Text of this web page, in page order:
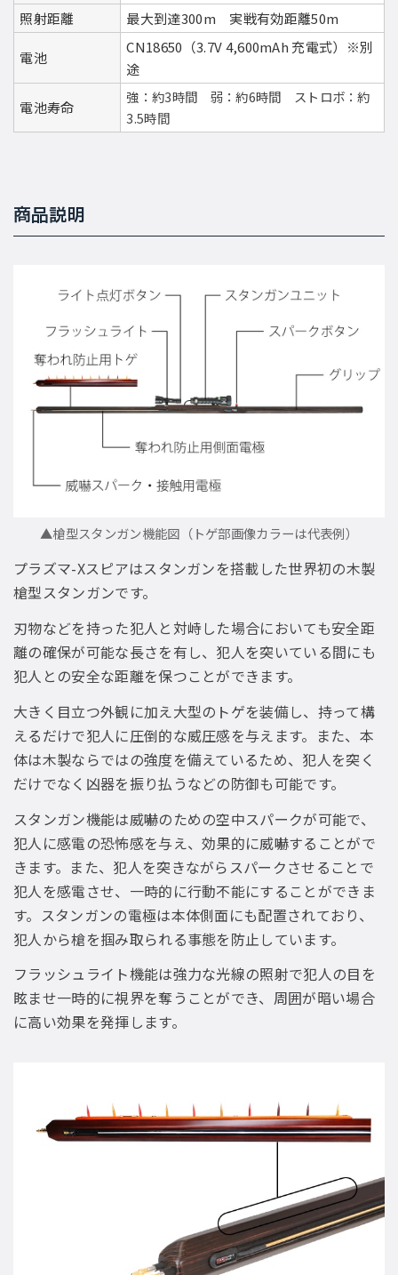
照射距離
最大到達300m 実戦有効距離50m
電池
CN18650（3.7V 4,600mAh 充電式）※別
途
電池寿命
強：約3時間 弱：約6時間 ストロボ：約
3.5時間
商品説明
▲槍型スタンガン機能図（トゲ部画像カラーは代表例）
プラズマ-Xスピアはスタンガンを搭載した世界初の木製
槍型スタンガンです。
刃物などを持った犯人と対峙した場合においても安全距
離の確保が可能な長さを有し、犯人を突いている間にも
犯人との安全な距離を保つことができます。
大きく目立つ外観に加え大型のトゲを装備し、持って構
えるだけで犯人に圧倒的な威圧感を与えます。また、本
体は木製ならではの強度を備えているため、犯人を突く
だけでなく凶器を振り払うなどの防御も可能です。
スタンガン機能は威嚇のための空中スパークが可能で、
犯人に感電の恐怖感を与え、効果的に威嚇することがで
きます。また、犯人を突きながらスパークさせることで
犯人を感電させ、一時的に行動不能にすることができま
す。スタンガンの電極は本体側面にも配置されており、
犯人から槍を掴み取られる事態を防止しています。
フラッシュライト機能は強力な光線の照射で犯人の目を
眩ませ一時的に視界を奪うことができ、周囲が暗い場合
に高い効果を発揮します。